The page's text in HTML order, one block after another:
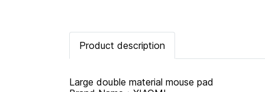
Product description
Large double material mouse pad